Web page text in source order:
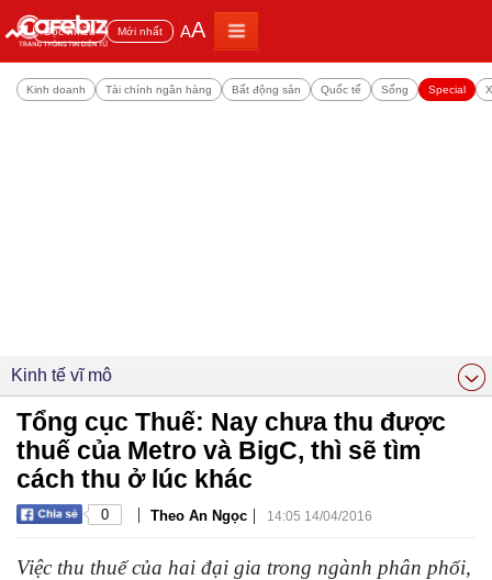
Đọc nhiều Mới nhất AA
Kinh doanh Tài chính ngân hàng Bất động sản Quốc tế Sống Special
Kinh tế vĩ mô
Tổng cục Thuế: Nay chưa thu được
thuế của Metro và BigC, thì sẽ tìm
cách thu ở lúc khác
0 | Theo An Ngọc | 14:05 14/04/2016
Việc thu thuế của hai đại gia trong ngành phân phối,